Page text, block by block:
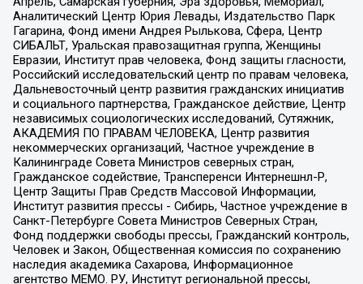
Аналитический Центр Юрия Левады, Издательство Парк
Гагарина, Фонд имени Андрея Рылькова, Сфера, Центр
СИБАЛЬТ, Уральская правозащитная группа, Женщины
Евразии, Институт прав человека, Фонд защиты гласности,
Российский исследовательский центр по правам человека,
Дальневосточный центр развития гражданских инициатив
и социального партнерства, Гражданское действие, Центр
независимых социологических исследований, Сутяжник,
АКАДЕМИЯ ПО ПРАВАМ ЧЕЛОВЕКА, Центр развития
некоммерческих организаций, Частное учреждение в
Калининграде Совета Министров северных стран,
Гражданское содействие, Трансперенси Интернешнл-Р,
Центр Защиты Прав Средств Массовой Информации,
Институт развития прессы - Сибирь, Частное учреждение в
Санкт-Петербурге Совета Министров Северных Стран,
Фонд поддержки свободы прессы, Гражданский контроль,
Человек и Закон, Общественная комиссия по сохранению
наследия академика Сахарова, Информационное
агентство МЕМО. РУ, Институт региональной прессы,